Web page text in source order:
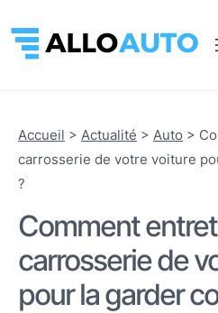
Accueil > Actualité > Auto >
carrosserie de votre voiture
?
Comment
carrosserie de
pour la garder